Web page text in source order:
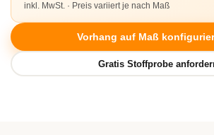
inkl. MwSt. · Preis variiert je nach Maß
Vorhang auf Maß